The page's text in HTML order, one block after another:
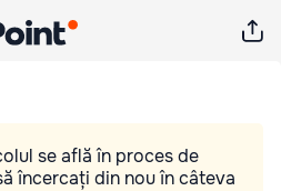
se află în proces de
încercați din nou în câteva